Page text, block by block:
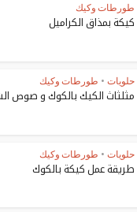
طورطات وكيك
كيكة بمذاق الكراميل
حلويات • طورطات وكيك
مثلثاث الكيك بالكوك و صوص
حلويات • طورطات وكيك
طريقة عمل كيكة بالكوك